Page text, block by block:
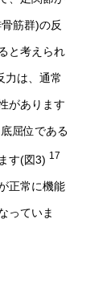
筋群)の反
と考えられ
力は、通常
があります
屈位である
す(図3) 17
正常に機能
っていま